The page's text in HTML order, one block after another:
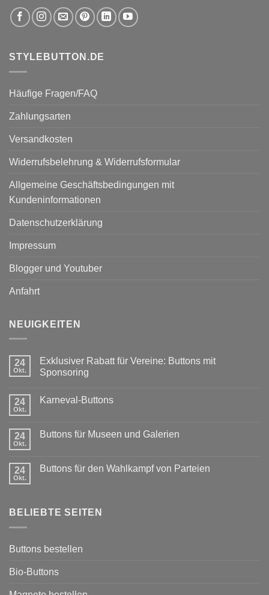
STYLEBUTTON.DE
Häufige Fragen/FAQ
Zahlungsarten
Versandkosten
Widerrufsbelehrung & Widerrufsformular
Allgemeine Geschäftsbedingungen mit
Kundeninformationen
Datenschutzerklärung
Impressum
Blogger und Youtuber
Anfahrt
NEUIGKEITEN
24
Okt.
Exklusiver Rabatt für Vereine: Buttons mit
Sponsoring
zu
Vereine:
Buttons
24
Okt.
Karneval-Buttons
Karneval-
24
Okt.
Buttons für Museen und Galerien
Buttons
24
Okt.
Buttons für den Wahlkampf von Parteien
für
BELIEBTE SEITEN
Buttons bestellen
Bio-Buttons